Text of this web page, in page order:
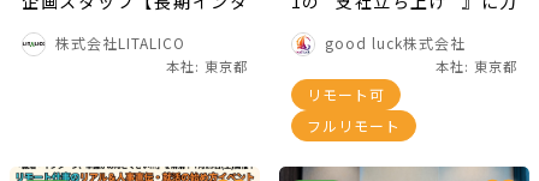
株式会社LITALICO
本社: 東京都
uck株式会社の長期・有給
インターンシップ
good luck株式会社
本社: 東京都
リモート可
フルリモート